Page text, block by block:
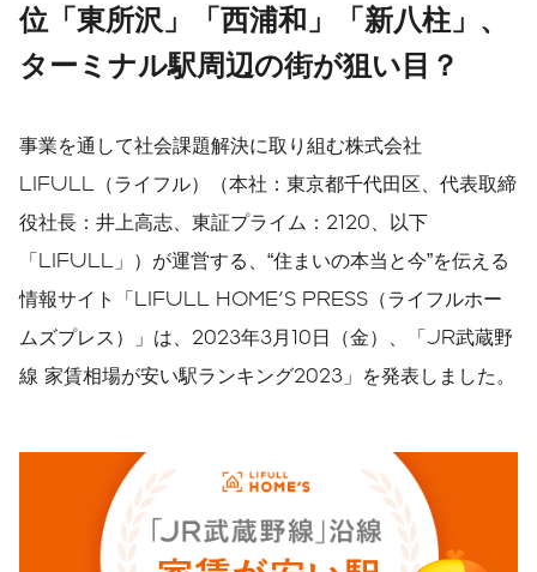
採用サイト
Japanese English
位「東所沢」「西浦和」「新八柱」、
ターミナル駅周辺の街が狙い目？
事業を通して社会課題解決に取り組む株式会社
LIFULL（ライフル）（本社：東京都千代田区、代表取締
役社長：井上高志、東証プライム：2120、以下
「LIFULL」）が運営する、“住まいの本当と今”を伝える
情報サイト「LIFULL HOME'S PRESS（ライフルホー
ムズプレス）」は、2023年3月10日（金）、「JR武蔵野
線 家賃相場が安い駅ランキング2023」を発表しました。